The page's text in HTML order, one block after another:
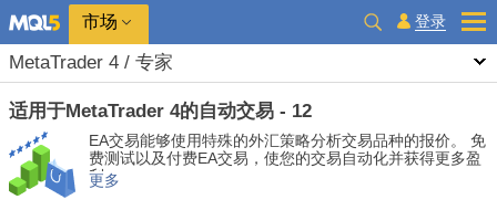
市场 登录
MetaTrader 4 / 专家
适用于MetaTrader 4的自动交易 - 12
EA交易能够使用特殊的外汇策略分析交易品种的报价。 免
费测试以及付费EA交易，使您的交易自动化并获得更多盈
利。
更多